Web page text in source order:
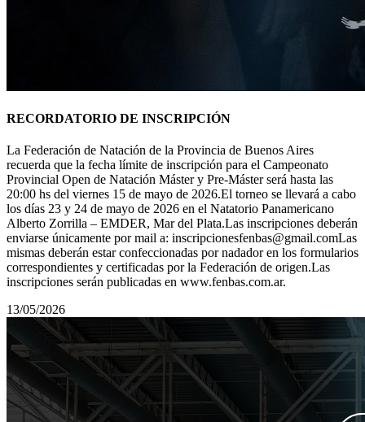
RECORDATORIO DE INSCRIPCIÓN
La Federación de Natación de la Provincia de Buenos Aires
recuerda que la fecha límite de inscripción para el Campeonato
Provincial Open de Natación Máster y Pre-Máster será hasta las
20:00 hs del viernes 15 de mayo de 2026.El torneo se llevará a cabo
los días 23 y 24 de mayo de 2026 en el Natatorio Panamericano
Alberto Zorrilla – EMDER, Mar del Plata.Las inscripciones deberán
enviarse únicamente por mail a: inscripcionesfenbas@gmail.comLas
mismas deberán estar confeccionadas por nadador en los formularios
correspondientes y certificadas por la Federación de origen.Las
inscripciones serán publicadas en www.fenbas.com.ar.
13/05/2026